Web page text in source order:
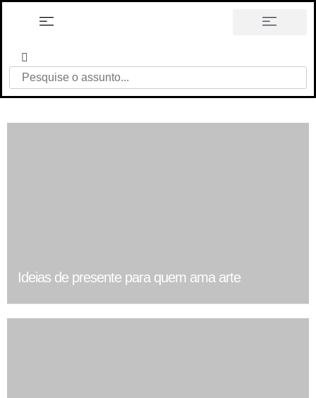
Ideias de presente para quem ama arte